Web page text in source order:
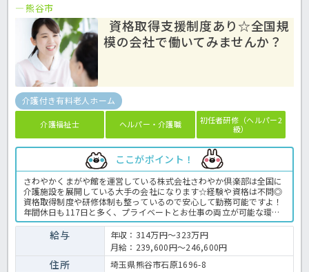
熊谷市
資格取得支援制度あり☆全国規
模の会社で働いてみませんか？
介護付き有料老人ホーム
介護福祉士 ヘルパー・介護職
初任者研修（ヘルパー2
級）
ここがポイント！
さわやかくまがや館を運営している株式会社さわやか倶楽部は全国に
介護施設を展開している大手の会社になります☆経験や資格は不問◎
資格取得制度や研修体制も整っているので安心して勤務可能ですよ！
年間休日も117日と多く、プライベートとお仕事の両立が可能な環境
になります☆定年が65歳で長く勤務することも可能で、65歳以降も条
件面は変わらずに働けるので安心の職場です〇求人が気になる方は是
非ほっ介護までお問い合わせください！有料老人ホームでの介護業務
全般です。＜介護職 正職員 有料老人ホームの求人＞
給与
年収：314万円～323万円
月給：239,600円～246,600円
住所 埼玉県熊谷市石原1696-8